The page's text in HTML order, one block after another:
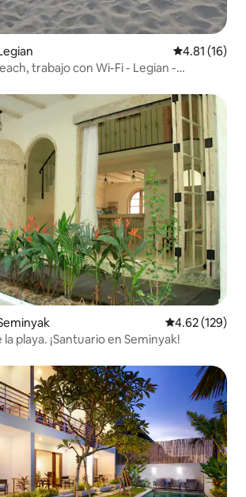
Calificación
4.81 (16)
trabajo con Wi-Fi - Legian -
Calificación
4.62 (129)
playa. ¡Santuario en Seminyak!